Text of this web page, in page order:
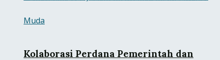
Kolaborasi Perdana Pemerintah dan